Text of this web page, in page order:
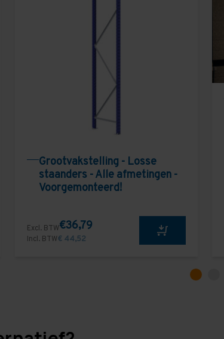
Grootvakstelling - Losse
staanders - Alle afmetingen -
Voorgemonteerd!
Excl. BTW€36,79
Incl. BTW€ 44,52